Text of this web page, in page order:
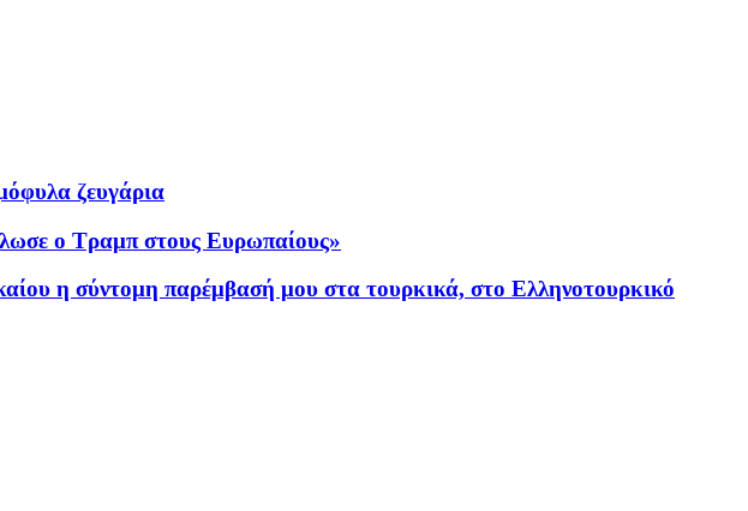
ζευγάρια
ο Τραμπ στους Ευρωπαίους»
η σύντομη παρέμβασή μου στα τουρκικά, στο Ελληνοτουρκικό